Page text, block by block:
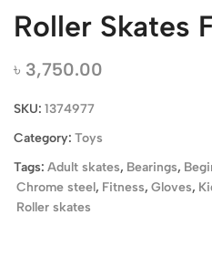
Roller Skates
৳ 3,750.00
SKU: 1374977
Category: Toys
Tags: Adult skates, Bearings,
Chrome steel, Fitness, Gloves,
Roller skates